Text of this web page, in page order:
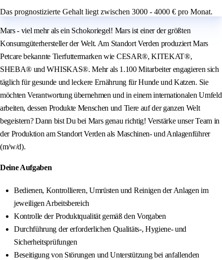
Das prognostizierte Gehalt liegt zwischen 3000 - 4000 € pro Monat.
Mars - viel mehr als ein Schokoriegel! Mars ist einer der größten
Konsumgüterhersteller der Welt. Am Standort Verden produziert Mars
Petcare bekannte Tierfuttermarken wie CESAR®, KITEKAT®,
SHEBA® und WHISKAS®. Mehr als 1.100 Mitarbeiter engagieren sich
täglich für gesunde und leckere Ernährung für Hunde und Katzen. Sie
möchten Verantwortung übernehmen und in einem internationalen Umfeld
arbeiten, dessen Produkte Menschen und Tiere auf der ganzen Welt
begeistern? Dann bist Du bei Mars genau richtig! Verstärke unser Team in
der Produktion am Standort Verden als Maschinen- und Anlagenführer
(m/w/d).
Deine Aufgaben
Bedienen, Kontrollieren, Umrüsten und Reinigen der Anlagen im
jeweiligen Arbeitsbereich
Kontrolle der Produktqualität gemäß den Vorgaben
Durchführung der erforderlichen Qualitäts-, Hygiene- und
Sicherheitsprüfungen
Beseitigung von Störungen und Unterstützung bei anfallenden